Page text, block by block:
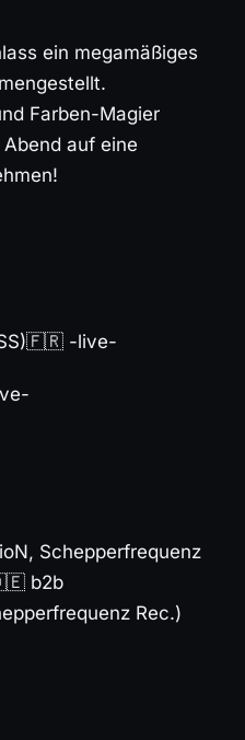
ein megamäßiges
Farben-Magier
auf eine
-live-
Schepperfrequenz
b2b
Rec.)